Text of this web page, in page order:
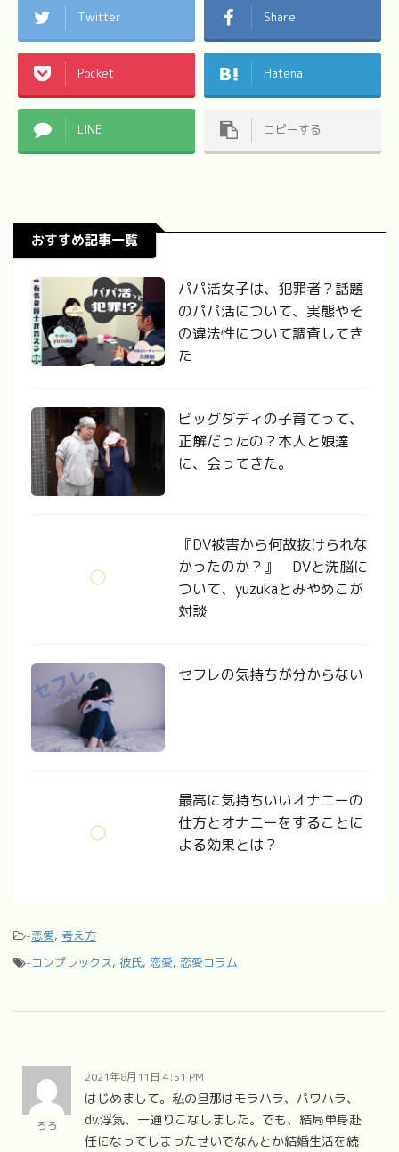
Twitter Share
Pocket Hatena
LINE コピーする
おすすめ記事一覧
パパ活女子は、犯罪者？話題
のパパ活について、実態やそ
の違法性について調査してき
た
ビッグダディの子育てって、
正解だったの？本人と娘達
に、会ってきた。
『DV被害から何故抜けられな
かったのか？』 DVと洗脳に
ついて、yuzukaとみやめこが
対談
セフレの気持ちが分からない
最高に気持ちいいオナニーの
仕方とオナニーをすることに
よる効果とは？
-恋愛, 考え方
-コンプレックス, 彼氏, 恋愛, 恋愛コラム
ろろ
2021年8月11日 4:51 PM
はじめまして。私の旦那はモラハラ、パワハラ、
dv.浮気、一通りこなしました。でも、結局単身赴
任になってしまったせいでなんとか結婚生活を続